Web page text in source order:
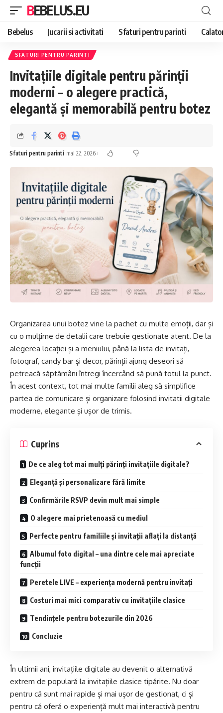
BEBELUS.EU
Bebelus Jucarii si activitati Sfaturi pentru parinti
SFATURI PENTRU PARINTI
Invitațiile digitale pentru părinții
moderni – o alegere practică,
elegantă și memorabilă pentru botez
Sfaturi pentru parinti mai 22, 2026
Organizarea unui botez vine la pachet cu multe emoții, dar și
cu o mulțime de detalii care trebuie gestionate atent. De la
alegerea locației și a meniului, până la lista de invitați,
fotograf, candy bar și decor, părinții ajung deseori să
petreacă săptămâni întregi încercând să pună totul la punct.
În acest context, tot mai multe familii aleg să simplifice
partea de comunicare și organizare folosind invitatii digitale
moderne, elegante și ușor de trimis.
Cuprins
De ce aleg tot mai mulți părinți invitațiile digitale?
Eleganță și personalizare fără limite
Confirmările RSVP devin mult mai simple
O alegere mai prietenoasă cu mediul
Perfecte pentru familiile și invitații aflați la distanță
Albumul foto digital – una dintre cele mai apreciate
funcții
Peretele LIVE – experiența modernă pentru invitați
Costuri mai mici comparativ cu invitațiile clasice
Tendințele pentru botezurile din 2026
Concluzie
În ultimii ani, invitațiile digitale au devenit o alternativă
extrem de populară la invitațiile clasice tipărite. Nu doar
pentru că sunt mai rapide și mai ușor de gestionat, ci și
pentru că oferă o experiență mult mai interactivă pentru